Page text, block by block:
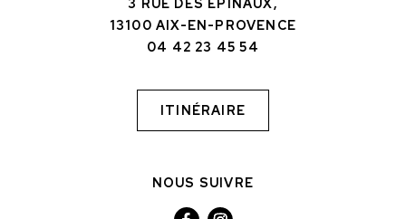
3 RUE DES EPINAUX,
13100 AIX-EN-PROVENCE
04 42 23 45 54
ITINÉRAIRE
NOUS SUIVRE